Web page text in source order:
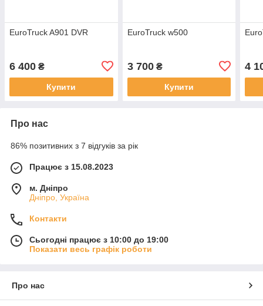
EuroTruck A901 DVR
6 400 ₴
Купити
EuroTruck w500
3 700₴
Купити
4
Про нас
86% позитивних з 7 відгуків за рік
Працює з 15.08.2023
м. Дніпро
Дніпро, Україна
Контакти
Сьогодні працює з 10:00 до 19:00
Показати весь графік роботи
Про нас